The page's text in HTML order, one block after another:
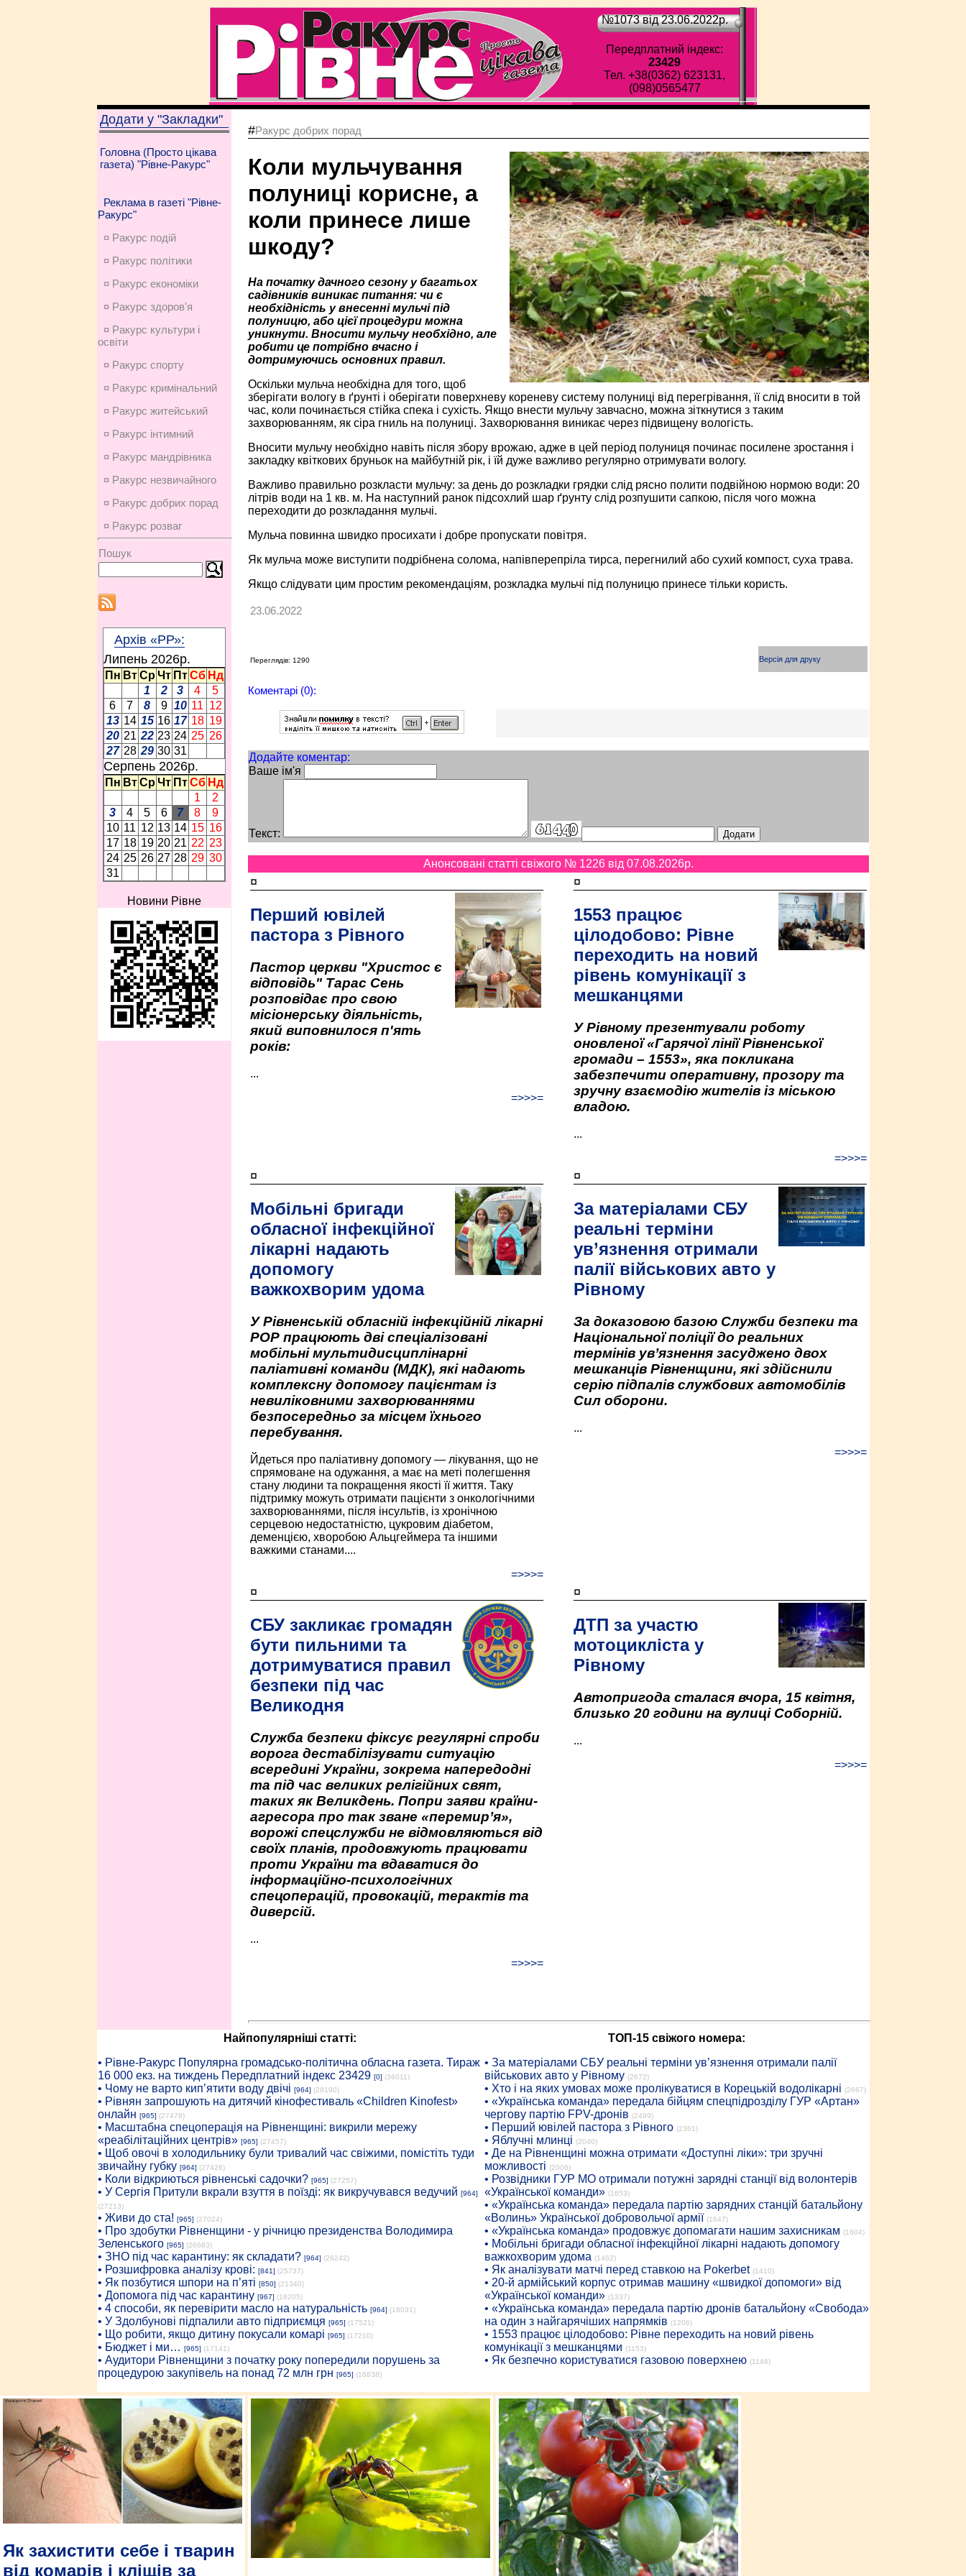
№1073 від 23.06.2022p.
Передплатний індекс:
23429
Тел. +38(0362) 623131,
(098)0565477
Додати у "Закладки"
Головна (Просто цікава
газета) "Рівне-Ракурс"
Реклама в газеті "Рівне-
Ракурс"
¤ Ракурс подій
¤ Ракурс політики
¤ Ракурс економiки
¤ Ракурс здоров'я
¤ Ракурс культури і
освіти
¤ Ракурс спорту
¤ Ракурс кримінальний
¤ Ракурс житейський
¤ Ракурс інтимний
¤ Ракурс мандрівника
¤ Ракурс незвичайного
¤ Ракурс добрих порад
¤ Ракурс розваг
Пошук
Архів «РР»:
Липень 2026p.
Пн Вт Ср Чт Пт Сб Нд
1
2 3 4
5
6
7 8 9 10 11 12
13 14 15 16 17 18 19
20 21 22 23 24 25 26
27 28 29 30 31
Серпень 2026p.
Пн Вт Ср Чт Пт Сб Нд
1
2
3
4 5 6 7 8
9
10 11 12 13 14 15 16
17 18 19 20 21 22 23
24 25 26 27 28 29 30
31
Новини Рівне
#Ракурс добрих порад
Коли мульчування
полуниці корисне, а
коли принесе лише
шкоду?
На початку дачного сезону у багатьох
садівників виникає питання: чи є
необхідність у внесенні мульчі під
полуницю, або цієї процедури можна
уникнути. Вносити мульчу необхідно, але
робити це потрібно вчасно і
дотримуючись основних правил.
Оскільки мульча необхідна для того, щоб
зберігати вологу в ґрунті і оберігати поверхневу кореневу систему полуниці від перегрівання, її слід вносити в той
час, коли починається стійка спека і сухість. Якщо внести мульчу завчасно, можна зіткнутися з таким
захворюванням, як сіра гниль на полуниці. Захворювання виникає через підвищену вологість.
Вносити мульчу необхідно навіть після збору врожаю, адже в цей період полуниця починає посилене зростання і
закладку квіткових бруньок на майбутній рік, і їй дуже важливо регулярно отримувати вологу.
Важливо правильно розкласти мульчу: за день до розкладки грядки слід рясно полити подвійною нормою води: 20
літрів води на 1 кв. м. На наступний ранок підсохлий шар ґрунту слід розпушити сапкою, після чого можна
переходити до розкладання мульчі.
Мульча повинна швидко просихати і добре пропускати повітря.
Як мульча може виступити подрібнена солома, напівперепріла тирса, перегнилий або сухий компост, суха трава.
Якщо слідувати цим простим рекомендаціям, розкладка мульчі під полуницю принесе тільки користь.
23.06.2022
Переглядів: 1290 Версія для друку
Коментарі (0):
Додайте коментар:
Ваше ім'я
Текст:
Анонсовані статті свіжого № 1226 від 07.08.2026p.
¤
Перший ювілей
пастора з Рівного
Пастор церкви "Христос є
відповідь" Тарас Сень
розповідає про свою
місіонерську діяльність,
який виповнилося п'ять
років:
...
=>>>=
¤
1553 працює
цілодобово: Рівне
переходить на новий
рівень комунікації з
мешканцями
У Рівному презентували роботу
оновленої «Гарячої лінії Рівненської
громади – 1553», яка покликана
забезпечити оперативну, прозору та
зручну взаємодію жителів із міською
владою.
...
=>>>=
¤
Мобільні бригади
обласної інфекційної
лікарні надають
допомогу
важкохворим удома
У Рівненській обласній інфекційній лікарні
РОР працюють дві спеціалізовані
мобільні мультидисциплінарні
паліативні команди (МДК), які надають
комплексну допомогу пацієнтам із
невиліковними захворюваннями
безпосередньо за місцем їхнього
перебування.
Йдеться про паліативну допомогу — лікування, що не
спрямоване на одужання, а має на меті полегшення
стану людини та покращення якості її життя. Таку
підтримку можуть отримати пацієнти з онкологічними
захворюваннями, після інсультів, із хронічною
серцевою недостатністю, цукровим діабетом,
деменцією, хворобою Альцгеймера та іншими
важкими станами....
=>>>=
¤
За матеріалами СБУ
реальні терміни
ув’язнення отримали
палії військових авто у
Рівному
За доказовою базою Служби безпеки та
Національної поліції до реальних
термінів ув’язнення засуджено двох
мешканців Рівненщини, які здійснили
серію підпалів службових автомобілів
Сил оборони.
...
=>>>=
¤
СБУ закликає громадян
бути пильними та
дотримуватися правил
безпеки під час
Великодня
Служба безпеки фіксує регулярні спроби
ворога дестабілізувати ситуацію
всередині України, зокрема напередодні
та під час великих релігійних свят,
таких як Великдень. Попри заяви країни-
агресора про так зване «перемир’я»,
ворожі спецслужби не відмовляються від
своїх планів, продовжують працювати
проти України та вдаватися до
інформаційно-психологічних
спецоперацій, провокацій, терактів та
диверсій.
...
=>>>=
¤
ДТП за участю
мотоцикліста у
Рівному
Автопригода сталася вчора, 15 квітня,
близько 20 години на вулиці Соборній.
...
=>>>=
Найпопулярніші статті:
• Рiвне-Ракурс Популярна громадсько-політична обласна газета. Тираж
16 000 екз. на тиждень Передплатний індекс 23429 [0] (36011)
• Чому не варто кип’ятити воду двічі [964] (28190)
• Рівнян запрошують на дитячий кінофестиваль «Children Kinofest»
онлайн [965] (27478)
• Масштабна спецоперація на Рівненщині: викрили мережу
«реабілітаційних центрів» [965] (27457)
• Щоб овочі в холодильнику були тривалий час свіжими, помістіть туди
звичайну губку [964] (27426)
• Коли відкриються рівненські садочки? [965] (27257)
• У Сергія Притули вкрали взуття в поїзді: як викручувався ведучий [964]
(27213)
• Живи до ста! [965] (27024)
• Про здобутки Рівненщини - у річницю президенства Володимира
Зеленського [965] (26683)
• ЗНО під час карантину: як складати? [964] (26242)
• Розшифровка аналізу крові: [841] (25737)
• Як позбутися шпори на п’яті [850] (21340)
• Допомога під час карантину [967] (18205)
• 4 способи, як перевірити масло на натуральність [964] (18031)
• У Здолбунові підпалили авто підприємця [965] (17521)
• Що робити, якщо дитину покусали комарі [965] (17210)
• Бюджет і ми… [965] (17141)
• Аудитори Рівненщини з початку року попередили порушень за
процедурою закупівель на понад 72 млн грн [965] (16838)
ТОП-15 свіжого номера:
• За матеріалами СБУ реальні терміни ув’язнення отримали палії
військових авто у Рівному (2672)
• Хто і на яких умовах може пролікуватися в Корецькій водолікарні (2667)
• «Українська команда» передала бійцям спецпідрозділу ГУР «Артан»
чергову партію FPV-дронів (2499)
• Перший ювілей пастора з Рівного (2361)
• Яблучні млинці (2040)
• Де на Рівненщині можна отримати «Доступні ліки»: три зручні
можливості (2006)
• Розвідники ГУР МО отримали потужні зарядні станції від волонтерів
«Української команди» (1653)
• «Українська команда» передала партію зарядних станцій батальйону
«Волинь» Української добровольчої армії (1647)
• «Українська команда» продовжує допомагати нашим захисникам (1604)
• Мобільні бригади обласної інфекційної лікарні надають допомогу
важкохворим удома (1462)
• Як аналізувати матчі перед ставкою на Pokerbet (1410)
• 20-й армійський корпус отримав машину «швидкої допомоги» від
«Української команди» (1337)
• «Українська команда» передала партію дронів батальйону «Свобода»
на один з найгарячіших напрямків (1206)
• 1553 працює цілодобово: Рівне переходить на новий рівень
комунікації з мешканцями (1153)
• Як безпечно користуватися газовою поверхнею (1146)
Як захистити себе і тварин
від комарів і кліщів за